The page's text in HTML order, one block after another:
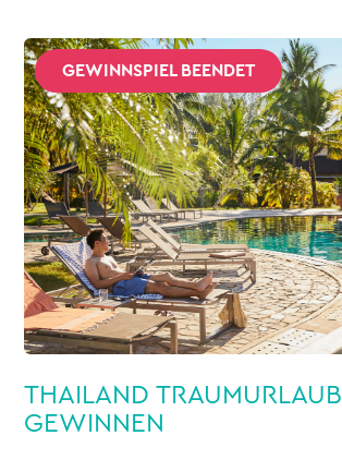
GEWINNSPIEL BEENDET
THAILAND TRAUMURLAUB
GEWINNEN